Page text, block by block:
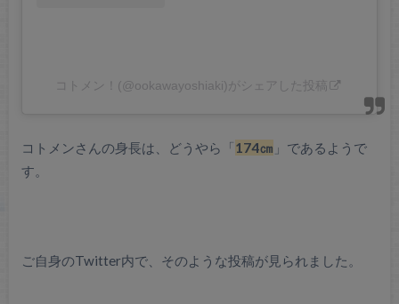
コトメン！(@ookawayoshiaki)がシェアした投稿
コトメンさんの身長は、どうやら「174㎝ 」であるようで
す。
ご自身のTwitter内で、そのような投稿が見られました。